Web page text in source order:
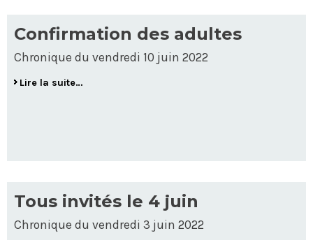
Confirmation des adultes
Chronique du vendredi 10 juin 2022
Lire la suite…
Tous invités le 4 juin
Chronique du vendredi 3 juin 2022